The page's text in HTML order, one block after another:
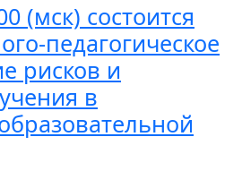
(мск) состоится
педагогическое
рисков и
в